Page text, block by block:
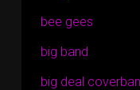
bee gees
big band
big deal